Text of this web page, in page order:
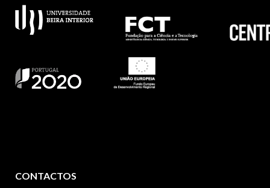
CONTACTOS